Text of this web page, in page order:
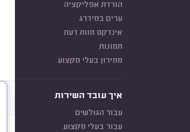
הורדת אפליקציה
ערים במידרג
אינדקס חוות דעת
תמונות
מחירון בעלי מקצוע
איך עובד השירות
עבור הגולשים
עבור בעלי מקצוע